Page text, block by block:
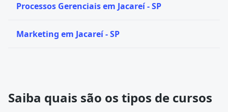
Processos Gerenciais em Jacareí - SP
Marketing em Jacareí - SP
Saiba quais são os tipos de cursos